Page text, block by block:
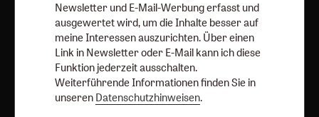
Nach oben
Newsletter und E-Mail-Werbung erfasst und
ausgewertet wird, um die Inhalte besser auf
meine Interessen auszurichten. Über einen
Link in Newsletter oder E-Mail kann ich diese
Funktion jederzeit ausschalten.
Weiterführende Informationen finden Sie in
unseren Datenschutzhinweisen.